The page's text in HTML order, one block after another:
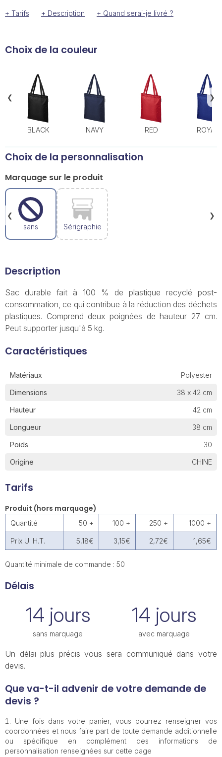
+ Tarifs + Description + Quand serai-je livré ?
Choix de la couleur
BLACK NAVY RED ROYAL
❯
❮
Choix de la personnalisation
Marquage sur le produit
sans Sérigraphie
❯
❮
Description
Sac durable fait à 100 % de plastique recyclé post-
consommation, ce qui contribue à la réduction des déchets
plastiques. Comprend deux poignées de hauteur 27 cm.
Peut supporter jusqu'à 5 kg.
Caractéristiques
Matériaux Polyester
Dimensions 38 x 42 cm
Hauteur 42 cm
Longueur 38 cm
Poids 30
Origine CHINE
Tarifs
Produit (hors marquage)
Quantité 50 + 100 + 250 + 1000 +
Prix U. H.T. 5,18€ 3,15€ 2,72€ 1,65€
Quantité minimale de commande : 50
Délais
14 jours
sans marquage
14 jours
avec marquage
Un délai plus précis vous sera communiqué dans votre
devis.
Que va-t-il advenir de votre demande de
devis ?
Une fois dans votre panier, vous pourrez renseigner vos
coordonnées et nous faire part de toute demande additionnelle
ou spécifique en complément des informations de
personnalisation renseignées sur cette page